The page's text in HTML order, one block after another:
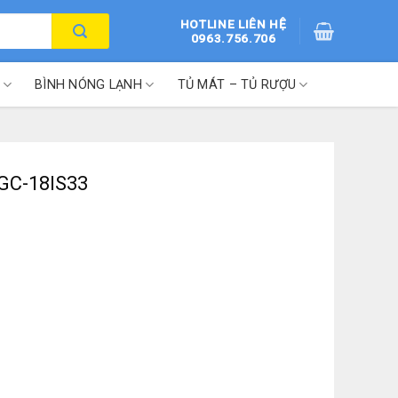
HOTLINE LIÊN HỆ
0963.756.706
BÌNH NÓNG LẠNH TỦ MÁT – TỦ RƯỢU
18IS33